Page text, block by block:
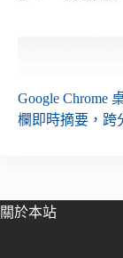
Google Chrome
欄即時摘要，跨
關於本站